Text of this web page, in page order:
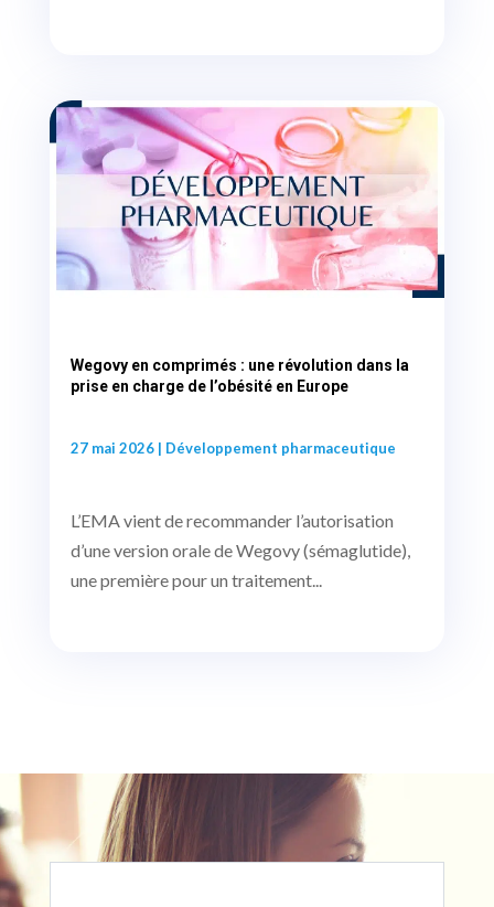
Wegovy en comprimés : une révolution dans la
prise en charge de l’obésité en Europe
27 mai 2026| Développement pharmaceutique
L’EMA vient de recommander l’autorisation
d’une version orale de Wegovy (sémaglutide),
une première pour un traitement...